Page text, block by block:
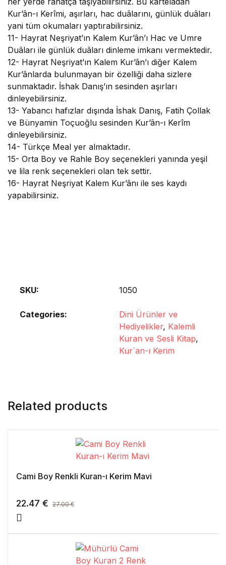
Kur’ân-ı Kerîmi, aşırları, hac duâlarını, günlük duâları
yani tüm okumaları yaptırabilirsiniz.
11- Hayrat Neşriyat’ın Kalem Kur’ân’ı Hac ve Umre
Duâları ile günlük duâları dinleme imkanı vermektedir.
12- Hayrat Neşriyat’ın Kalem Kur’ân’ı diğer Kalem
Kur’ânlarda bulunmayan bir özelliği daha sizlere
sunmaktadır. İshak Danış’ın sesinden aşırları
dinleyebilirsiniz.
13- Yabancı hafızlar dışında İshak Danış, Fatih Çollak
ve Bünyamin Toçuoğlu sesinden Kur’ân-ı Kerîm
dinleyebilirsiniz.
14- Türkçe Meal yer almaktadır.
15- Orta Boy ve Rahle Boy seçenekleri yanında yeşil
ve lila renk seçenekleri olan tek settir.
16- Hayrat Neşriyat Kalem Kur’ânı ile ses kaydı
yapabilirsiniz.
SKU: 1050
Categories:
Dini Ürünler ve
Hediyelikler, Kalemli
Kuran ve Sesli Kitap,
Kur`an-ı Kerim
Related products
Cami Boy Renkli Kuran-ı Kerim Mavi
22.47 € 27.00€